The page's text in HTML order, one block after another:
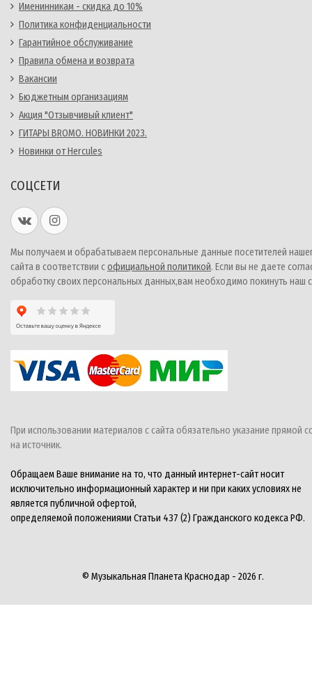
Именинникам - скидка до 10%
Политика конфиденциальности
Гарантийное обслуживание
Правила обмена и возврата
Вакансии
Бюджетным организациям
Акция "Отзывчивый клиент"
ГИТАРЫ BROMO. НОВИНКИ 2023.
Новинки от Hercules
СОЦСЕТИ
Мы получаем и обрабатываем персональные данные посетителей
сайта в соответствии софициальной политикой. Если вы не даете
обработку своих персональных данных,вам необходимо покинуть наш
При использовании материалов с сайта обязательно указание прямой
на источник.
Обращаем Ваше внимание на то, что данный интернет-сайт носит
исключительно информационный характер и ни при каких условиях не
является публичной офертой,
определяемой положениями Статьи 437 (2) Гражданского кодекса РФ.
© Музыкальная Планета Краснодар - 2026 г.